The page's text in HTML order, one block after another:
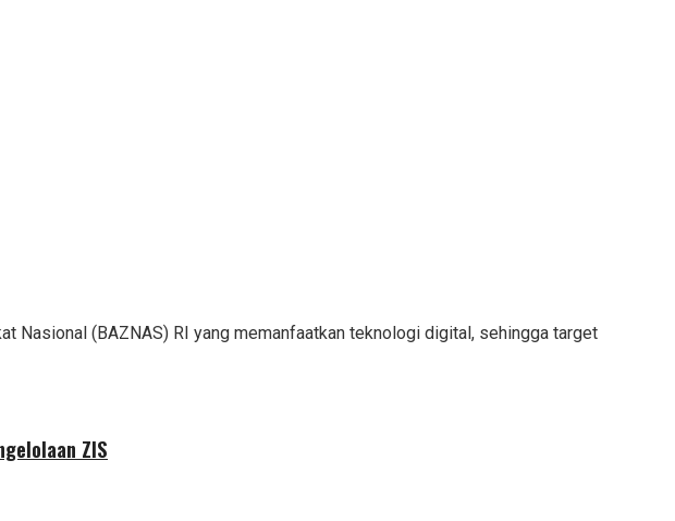
Nasional (BAZNAS) RI yang memanfaatkan teknologi digital, sehingga target
ZIS